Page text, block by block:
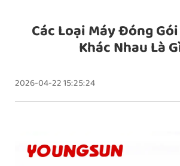
Các Loại Máy Đóng
Khác Nhau Là
2026-04-22 15:25:24